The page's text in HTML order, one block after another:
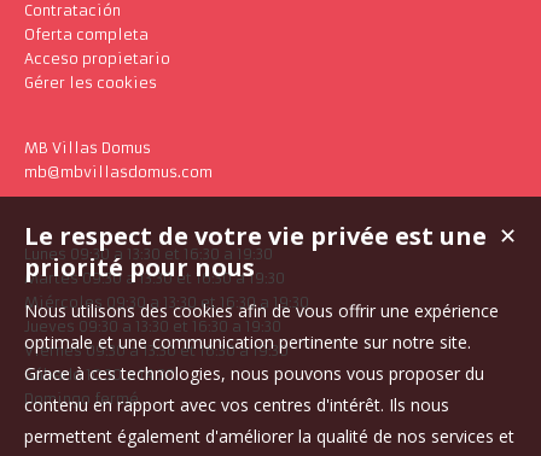
Contratación
Oferta completa
Acceso propietario
Gérer les cookies
MB Villas Domus
mb@mbvillasdomus.com
Lunes 09:30 a 13:30 et 16:30 a 19:30
Martes 09:30 a 13:30 et 16:30 a 19:30
Miércoles 09:30 a 13:30 et 16:30 a 19:30
Jueves 09:30 a 13:30 et 16:30 a 19:30
Viernes 09:30 a 13:30 et 16:30 a 19:30
Sábado 10:30 a 14:30
Domingo fermé
✕
Le respect de votre vie privée est une
priorité pour nous
Nous utilisons des cookies afin de vous offrir une expérience
optimale et une communication pertinente sur notre site.
Grace à ces technologies, nous pouvons vous proposer du
contenu en rapport avec vos centres d'intérêt. Ils nous
permettent également d'améliorer la qualité de nos services et